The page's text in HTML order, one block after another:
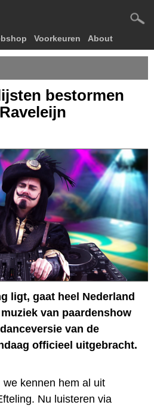
Voorkeuren About
bestormen
ligt, gaat heel Nederland
van paardenshow
van de
officieel uitgebracht.
kennen hem al uit
Nu luisteren via